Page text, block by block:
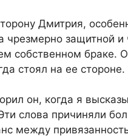
Дмитрия,
чрезмерно защитной и
собственном браке.
стоял на ее стороне.
он, когда я
слова причиняли
между